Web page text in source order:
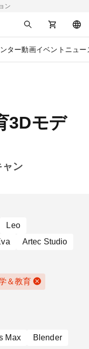
ン
ター動画イベント ニュー
3Dモデ
ン
Leo
Artec Studio
＆教育
Max
Blender